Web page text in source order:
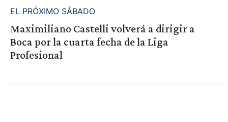
EL PRÓXIMO SÁBADO
Maximiliano Castelli volverá a dirigir a
Boca por la cuarta fecha de la Liga
Profesional